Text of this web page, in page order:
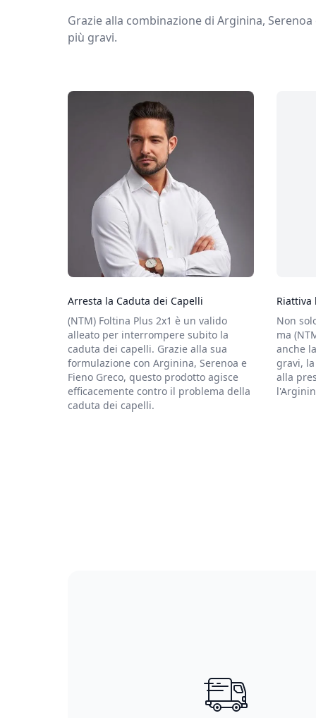
Grazie alla combinazione di Arginina,
più gravi.
Arresta la Caduta dei Capelli
(NTM) Foltina Plus 2x1 è un valido
alleato per interrompere subito la
caduta dei capelli. Grazie alla sua
formulazione con Arginina, Serenoa e
Fieno Greco, questo prodotto agisce
efficacemente contro il problema della
caduta dei capelli.
Riattiva
Non
ma
anche
gravi,
alla